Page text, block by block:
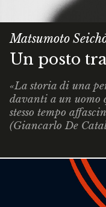
Matsumoto
Un posto
«La storia di una
davanti a un uomo
stesso tempo
(Giancarlo De